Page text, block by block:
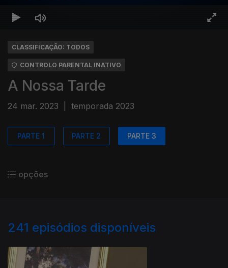
CLASSIFICAÇÃO: TODOS
CONTROLO PARENTAL INATIVO
A Nossa Tarde
24 mar. 2023 temporada 2023
PARTE 1 PARTE 2 PARTE 3
opções
241 episódios disponíveis